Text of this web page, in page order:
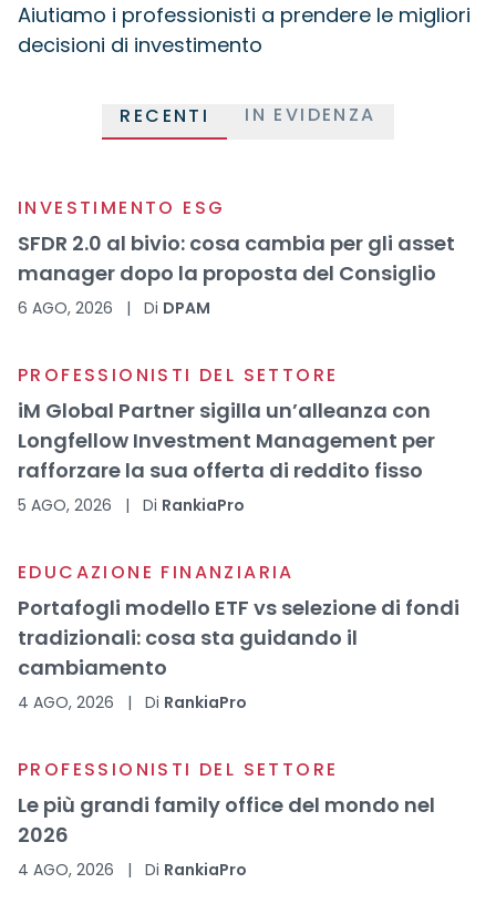
Aiutiamo i professionisti a prendere le migliori
decisioni di investimento
RECENTI IN EVIDENZA
INVESTIMENTO ESG
SFDR 2.0 al bivio: cosa cambia per gli asset
manager dopo la proposta del Consiglio
6 AGO, 2026 | Di DPAM
PROFESSIONISTI DEL SETTORE
iM Global Partner sigilla un’alleanza con
Longfellow Investment Management per
rafforzare la sua offerta di reddito fisso
5 AGO, 2026 | Di RankiaPro
EDUCAZIONE FINANZIARIA
Portafogli modello ETF vs selezione di fondi
tradizionali: cosa sta guidando il
cambiamento
4 AGO, 2026 | Di RankiaPro
PROFESSIONISTI DEL SETTORE
Le più grandi family office del mondo nel
2026
4 AGO, 2026 | Di RankiaPro